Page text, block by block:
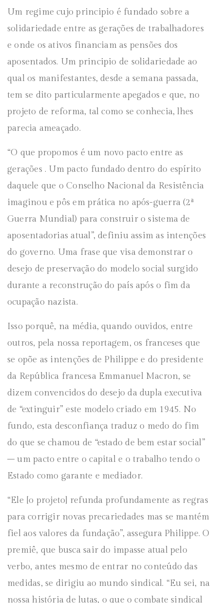
Um regime cujo principio é fundado sobre a
solidariedade entre as gerações de trabalhadores
e onde os ativos financiam as pensões dos
aposentados. Um principio de solidariedade ao
qual os manifestantes, desde a semana passada,
tem se dito particularmente apegados e que, no
projeto de reforma, tal como se conhecia, lhes
parecia ameaçado.
“O que propomos é um novo pacto entre as
gerações . Um pacto fundado dentro do espírito
daquele que o Conselho Nacional da Resistência
imaginou e pôs em prática no após-guerra (2ª
Guerra Mundial) para construir o sistema de
aposentadorias atual”, definiu assim as intenções
do governo. Uma frase que visa demonstrar o
desejo de preservação do modelo social surgido
durante a reconstrução do país após o fim da
ocupação nazista.
Isso porquê, na média, quando ouvidos, entre
outros, pela nossa reportagem, os franceses que
se opõe as intenções de Philippe e do presidente
da República francesa Emmanuel Macron, se
dizem convencidos do desejo da dupla executiva
de “extinguir” este modelo criado em 1945. No
fundo, esta desconfiança traduz o medo do fim
do que se chamou de “estado de bem estar social”
– um pacto entre o capital e o trabalho tendo o
Estado como garante e mediador.
“Ele [o projeto] refunda profundamente as regras
para corrigir novas precariedades mas se mantém
fiel aos valores da fundação”, assegura Philippe. O
premiê, que busca sair do impasse atual pelo
verbo, antes mesmo de entrar no conteúdo das
medidas, se dirigiu ao mundo sindical. “Eu sei, na
nossa história de lutas, o que o combate sindical